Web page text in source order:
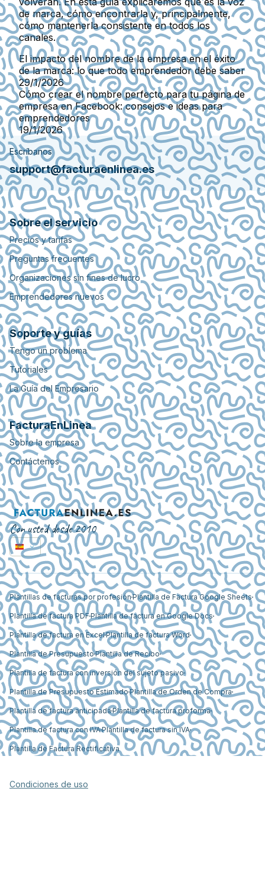
de marca, cómo encontrarla y, principalmente,
cómo mantenerla consistente en todos los
canales.
El impacto del nombre de la empresa en el éxito
de la marca: lo que todo emprendedor debe saber
29/1/2026
Cómo crear el nombre perfecto para tu página de
empresa en Facebook: consejos e ideas para
emprendedores
19/1/2026
Escríbanos
support@facturaenlinea.es
Sobre el servicio
Precios y tarifas
Preguntas frecuentes
Organizaciones sin fines de lucro
Emprendedores nuevos
Soporte y guías
Tengo un problema
Tutoriales
La Guía del Empresario
FacturaEnLinea
Sobre la empresa
Contáctenos
Con usted desde 2010
Plantillas de facturas por profesión Plantilla de Factura Google Sheets
Plantilla de factura PDFPlantilla de factura en Google Docs
Plantilla de factura en ExcelPlantilla de factura Word
Plantilla de PresupuestoPlantilla de Recibo
Plantilla de factura con inversión del sujeto pasivo
Plantilla de Presupuesto Estimado Plantilla de Orden de Compra
Plantilla de factura anticipadaPlantilla de factura proforma
Plantilla de factura con IVAPlantilla de factura sin IVA
Plantilla de Factura Rectificativa
Condiciones de uso